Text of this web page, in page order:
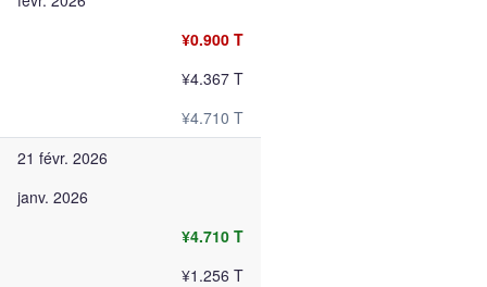
¥0.900 T
¥4.367 T
¥4.710 T
21 févr. 2026
janv. 2026
¥4.710 T
¥1.256 T